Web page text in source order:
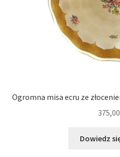
Ogromna misa ecru ze
375,00
Dowiedz